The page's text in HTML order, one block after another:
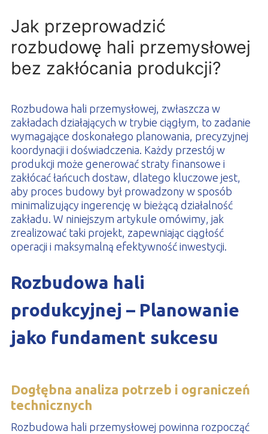
Jak przeprowadzić
rozbudowę hali przemysłowej
bez zakłócania produkcji?
Rozbudowa hali przemysłowej, zwłaszcza w
zakładach działających w trybie ciągłym, to zadanie
wymagające doskonałego planowania, precyzyjnej
koordynacji i doświadczenia. Każdy przestój w
produkcji może generować straty finansowe i
zakłócać łańcuch dostaw, dlatego kluczowe jest,
aby proces budowy był prowadzony w sposób
minimalizujący ingerencję w bieżącą działalność
zakładu. W niniejszym artykule omówimy, jak
zrealizować taki projekt, zapewniając ciągłość
operacji i maksymalną efektywność inwestycji.
Rozbudowa hali
produkcyjnej – Planowanie
jako fundament sukcesu
Dogłębna analiza potrzeb i ograniczeń
technicznych
Rozbudowa hali przemysłowej powinna rozpocząć